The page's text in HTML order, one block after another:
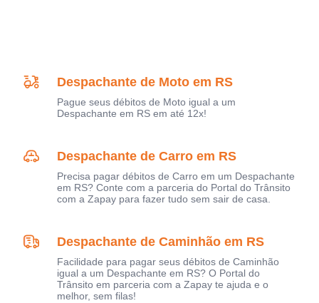
Despachante de Moto em RS
Pague seus débitos de Moto igual a um
Despachante em RS em até 12x!
Despachante de Carro em RS
Precisa pagar débitos de Carro em um Despachante
em RS? Conte com a parceria do Portal do Trânsito
com a Zapay para fazer tudo sem sair de casa.
Despachante de Caminhão em RS
Facilidade para pagar seus débitos de Caminhão
igual a um Despachante em RS? O Portal do
Trânsito em parceria com a Zapay te ajuda e o
melhor, sem filas!